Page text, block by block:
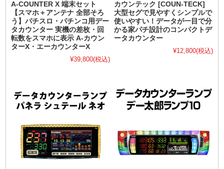
A-COUNTER X 端末セット
【スマホ＋アンテナ 全部そろ
う】パチスロ・パチンコ用デー
タカウンター 実機の差枚・回
転数をスマホに表示 A-カウン
ターX・エーカウンターX
¥39,800(税込)
カウンテック [COUN-TECK]
大型セグで見やすくシンプルで
使いやすい！データが一目で分
かる家パチ設計のコンパクトデ
ータカウンター
¥12,800(税込)